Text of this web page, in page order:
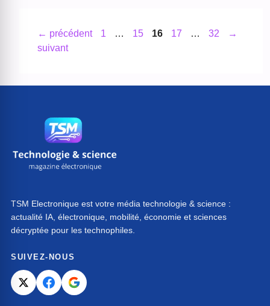
← précédent Page
1 … Page
15 Page
16 Page
17 … Page
32
→
suivant
TSM Electronique est votre média technologie & science :
actualité IA, électronique, mobilité, économie et sciences
décryptée pour les technophiles.
SUIVEZ-NOUS